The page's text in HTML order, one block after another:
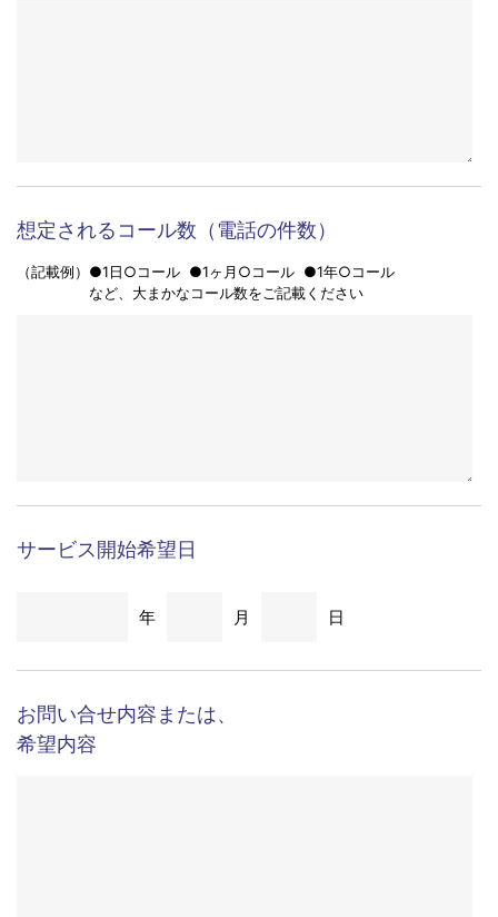
想定されるコール数（電話の件数）
（記載例）●1日○コール ●1ヶ月○コール ●1年○コール
など、大まかなコール数をご記載ください
サービス開始希望日
年 月 日
お問い合せ内容または、
希望内容